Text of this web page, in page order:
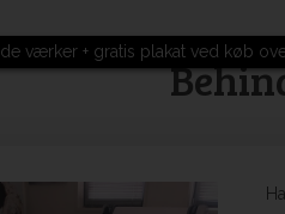
værker + gratis plakat ved køb